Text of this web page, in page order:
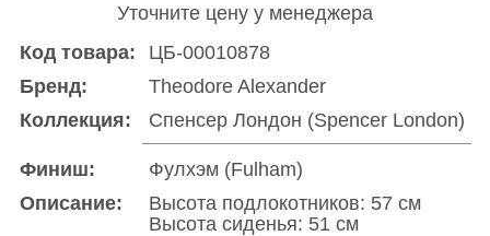
Уточните цену у менеджера
Код товара:
ЦБ-00010878
Бренд:
Theodore Alexander
Коллекция:
Спенсер Лондон (Spencer London)
Финиш:
Фулхэм (Fulham)
Описание:
Высота подлокотников: 57 см
Высота сиденья: 51 см